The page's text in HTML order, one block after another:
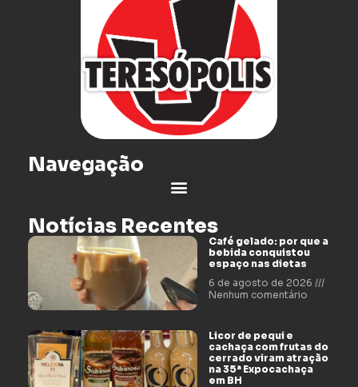
Navegação
Notícias Recentes
Café gelado: por que a
bebida conquistou
espaço nas dietas
6 de agosto de 2026
Nenhum comentário
Licor de pequi e
cachaça com frutas do
cerrado viram atração
na 35ª Expocachaça
em BH